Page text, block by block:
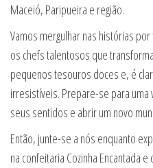
Maceió, Paripueira e região.
Vamos mergulhar nas histórias
os chefs talentosos que
pequenos tesouros doces e, é
irresistíveis. Prepare-se para
seus sentidos e abrir um novo
Então, junte-se a nós enquanto
na confeitaria Cozinha Encantada